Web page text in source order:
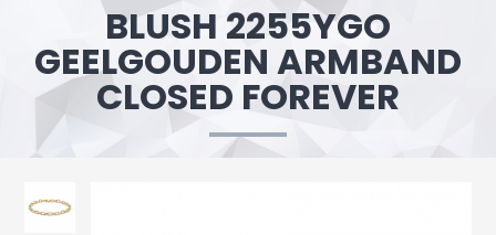
BLUSH 2255YGO
GEELGOUDEN ARMBAND
CLOSED FOREVER